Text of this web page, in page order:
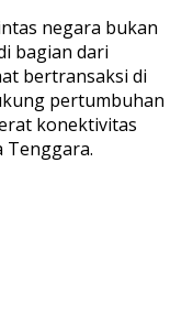
negara bukan
bagian dari
bertransaksi di
pertumbuhan
konektivitas
Tenggara.